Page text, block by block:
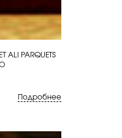
PARQUETS
Подробнее